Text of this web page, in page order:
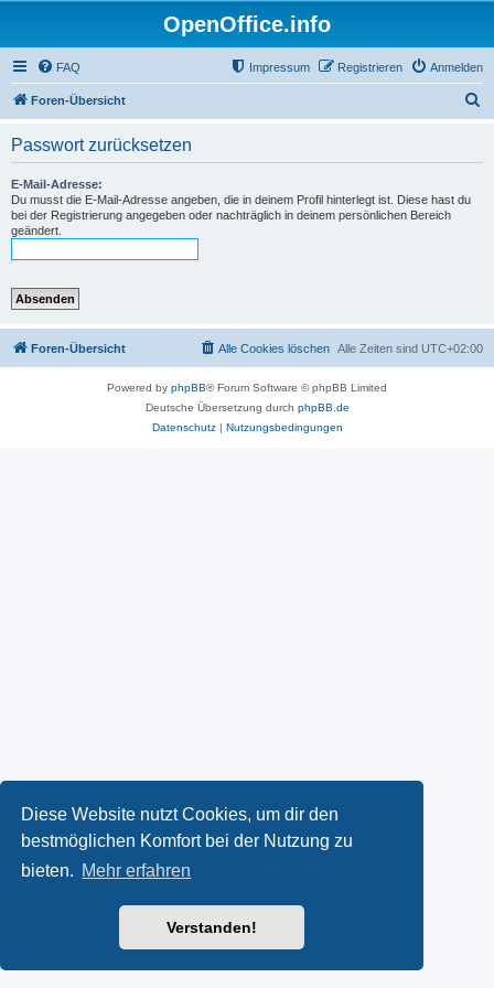
Diese Website nutzt Cookies, um dir den
bestmöglichen Komfort bei der Nutzung zu
bieten. Mehr erfahren
Verstanden!
OpenOffice.info
FAQ Anmelden
Registrieren
Impressum
Foren-Übersicht
Passwort zurücksetzen
E-Mail-Adresse:
Du musst die E-Mail-Adresse angeben, die in deinem Profil hinterlegt ist. Diese hast du
bei der Registrierung angegeben oder nachträglich in deinem persönlichen Bereich
geändert.
Foren-Übersicht Alle Zeiten sind UTC+02:00
Alle Cookies löschen
Powered by phpBB® Forum Software © phpBB Limited
Deutsche Übersetzung durch phpBB.de
Datenschutz| Nutzungsbedingungen